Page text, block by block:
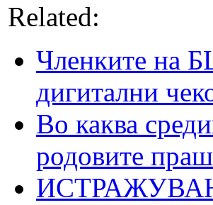
Related:
Членките на
дигитални
Во каква
родовите